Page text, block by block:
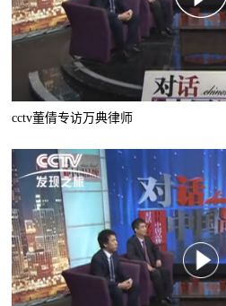
cctv董倩专访万典律师